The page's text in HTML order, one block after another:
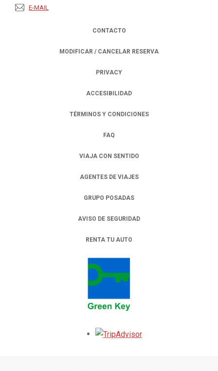
E-MAIL
CONTACTO
MODIFICAR / CANCELAR RESERVA
PRIVACY
OPENS IN A NEW TAB.
ACCESIBILIDAD
TÉRMINOS Y CONDICIONES
FAQ
VIAJA CON SENTIDO
AGENTES DE VIAJES
GRUPO POSADAS
AVISO DE SEGURIDAD
RENTA TU AUTO
OPENS IN A NEW TAB.